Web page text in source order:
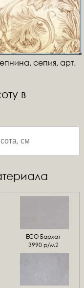
сепия, арт.
в
ECO Бархат
3990 р/м2